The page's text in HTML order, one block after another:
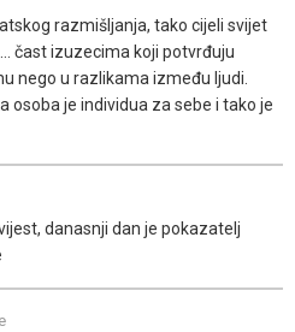
razmišljanja, tako cijeli svijet
čast izuzecima koji potvrđuju
nego u razlikama između ljudi.
osoba je individua za sebe i tako je
danasnji dan je pokazatelj